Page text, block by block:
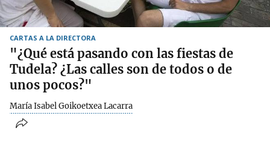
CARTAS A LA DIRECTORA
"¿Qué está pasando con las fiestas de
Tudela? ¿Las calles son de todos o de
unos pocos?"
María Isabel Goikoetxea Lacarra